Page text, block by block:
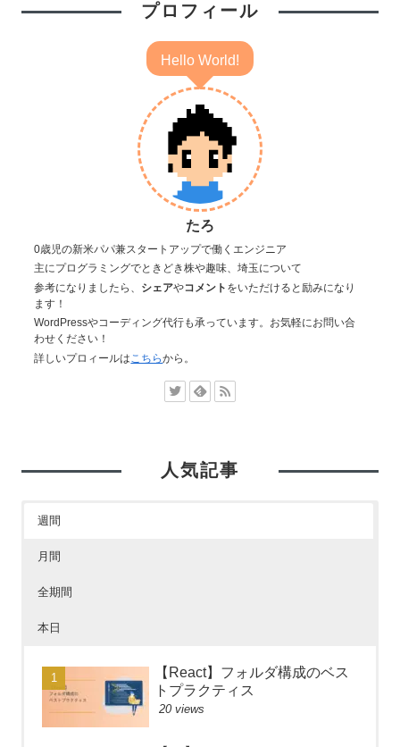
プロフィール
Hello World!
たろ
0歳児の新米パパ兼スタートアップで働くエンジニア
主にプログラミングでときどき株や趣味、埼玉について
参考になりましたら、 シェアやコメント をいただけると励みになり
ます！
WordPressやコーディング代行も承っています。お気軽にお問い合
わせください！
詳しいプロィールは こちらから。
人気記事
週間
月間
全期間
本日
【React】フォルダ構成のベス
トプラクティス
20 views